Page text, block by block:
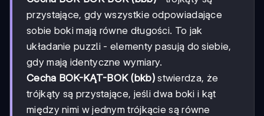
przystające, gdy wszystkie odpowiadające
sobie boki mają równe długości. To jak
układanie puzzli - elementy pasują do siebie,
gdy mają identyczne wymiary.
Cecha BOK-KĄT-BOK (bkb)stwierdza, że
trójkąty są przystające, jeśli dwa boki i kąt
między nimi w jednym trójkącie są równe